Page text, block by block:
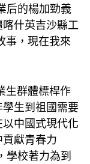
后的楊加勁義
什英吉沙縣工
事，現在我來
生群體標桿作
生到祖國需要
中國式現代化
獻青春力
學校著力為到